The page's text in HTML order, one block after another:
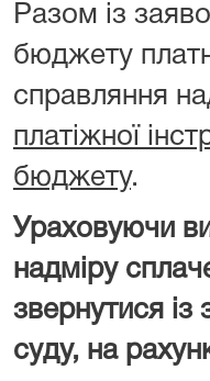
Разом із
бюджету
справляння
платіжної
бюджету.
Ураховуючи
надміру
звернутися
суду, на